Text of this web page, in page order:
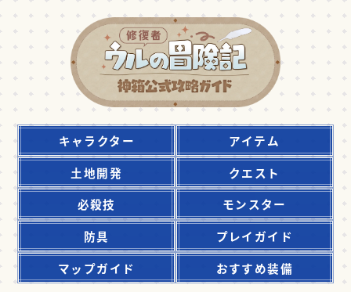
キャラクター
アイテム
土地開発
クエスト
必殺技
モンスター
防具
プレイガイド
マップガイド
おすすめ装備